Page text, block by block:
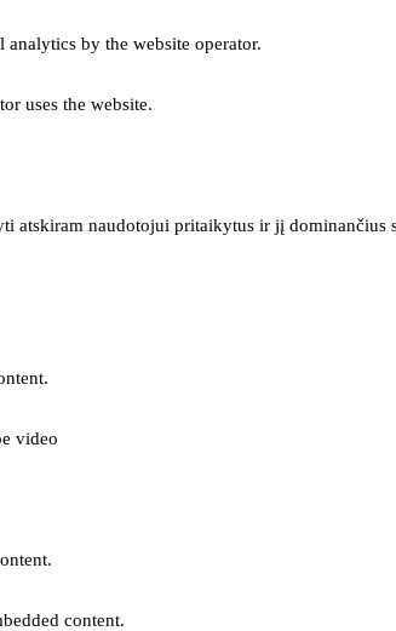
analytics by the website operator.
uses the website.
atskiram naudotojui pritaikytus ir jį
video
content.